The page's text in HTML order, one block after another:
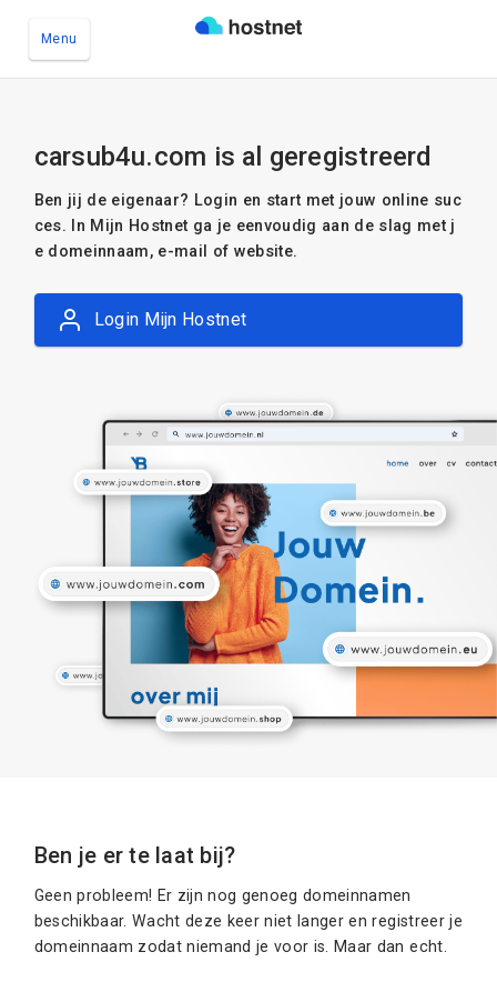
Menu
carsub4u.com is al geregistreerd
Ben jij de eigenaar? Login en start met jouw online suc
ces. In Mijn Hostnet ga je eenvoudig aan de slag met j
e domeinnaam, e-mail of website.
Login Mijn Hostnet
Ben je er te laat bij?
Geen probleem! Er zijn nog genoeg domeinnamen
beschikbaar. Wacht deze keer niet langer en registreer je
domeinnaam zodat niemand je voor is. Maar dan echt.